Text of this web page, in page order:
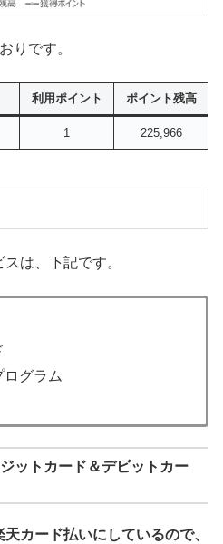
りです。
利用ポイント ポイント残高
1 225,966
は、下記です。
グラム
ットカード＆デビットカー
カード払いにしているので、